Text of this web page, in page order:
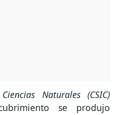
Naturales (CSIC)
se produjo